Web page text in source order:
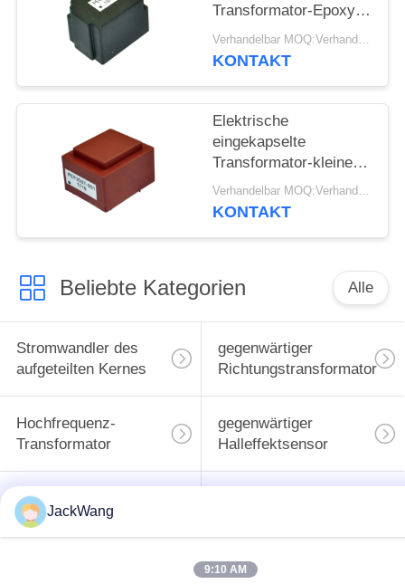
Transformator-Epoxy-
Kleber eingekapselter
Transformator
Verhandelbar MOQ:Verhandlung
KONTAKT
Elektrische
eingekapselte
Transformator-kleine
3.2VA Energie
50Hz/60Hz
Verhandelbar MOQ:Verhandlung
KONTAKT
Beliebte Kategorien Alle
Stromwandler des
aufgeteilten Kernes
gegenwärtiger
Richtungstransformator
Hochfrequenz-
Transformator
gegenwärtiger
Halleffektsensor
BAD Energie-
Induktor
hohe gegenwärtige
JackWang
9:10 AM